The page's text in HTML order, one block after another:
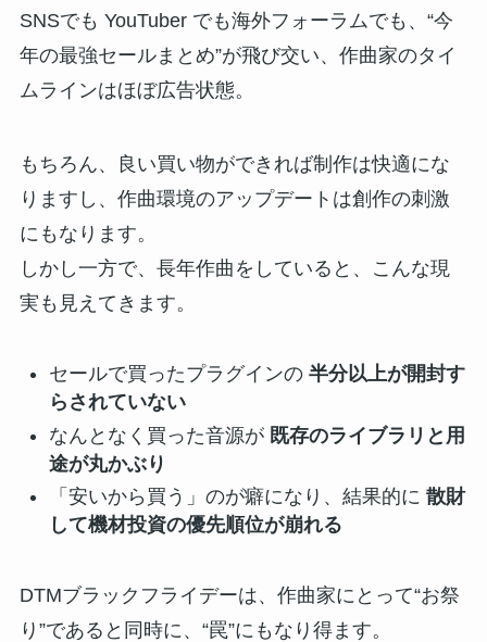
SNSでも YouTuber でも海外フォーラムでも、“今
年の最強セールまとめ”が飛び交い、作曲家のタイ
ムラインはほぼ広告状態。
もちろん、良い買い物ができれば制作は快適にな
りますし、作曲環境のアップデートは創作の刺激
にもなります。
しかし一方で、長年作曲をしていると、こんな現
実も見えてきます。
セールで買ったプラグインの 半分以上が開封す
らされていない
なんとなく買った音源が 既存のライブラリと用
途が丸かぶり
「安いから買う」のが癖になり、結果的に 散財
して機材投資の優先順位が崩れる
DTMブラックフライデーは、作曲家にとって“お祭
り”であると同時に、“罠”にもなり得ます。